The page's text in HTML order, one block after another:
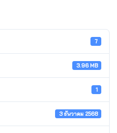
7
3.96 MB
1
3 ธันวาคม 2568